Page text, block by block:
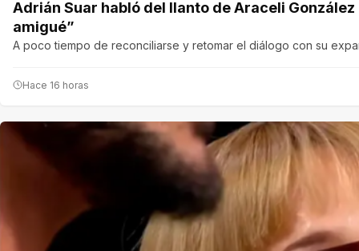
Adrián Suar habló del llanto de Araceli
amigué”
A poco tiempo de reconciliarse y retomar el diálogo con su
Hace 16 horas